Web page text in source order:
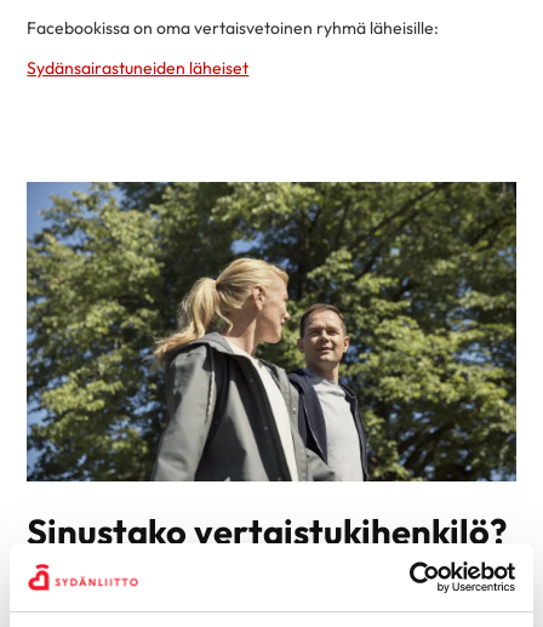
Facebookissa on oma vertaisvetoinen ryhmä läheisille:
Sydänsairastuneiden läheiset
Sinustako vertaistukihenkilö?
Vertaistukihenkilö on sydänsairastunut tai sairastuneen
läheinen, joka on selvinnyt sairastumisen aiheuttamasta